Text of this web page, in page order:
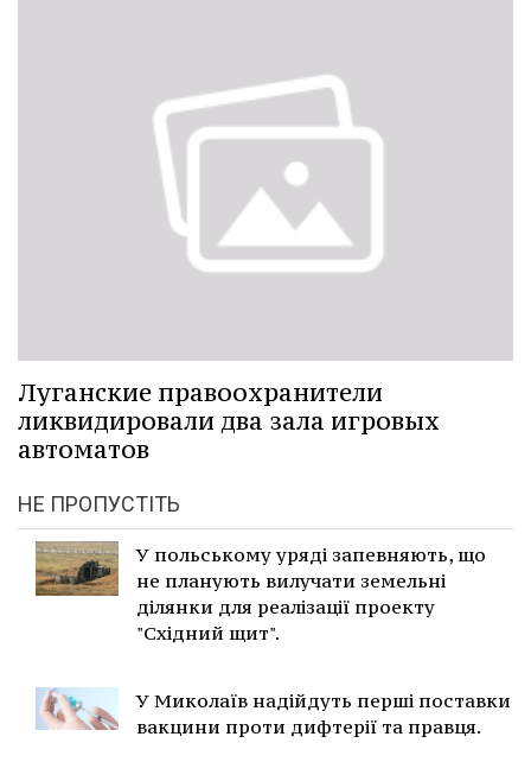
Луганские правоохранители
ликвидировали два зала игровых
автоматов
НЕ ПРОПУСТІТЬ
У польському уряді запевняють, що
не планують вилучати земельні
ділянки для реалізації проекту
"Східний щит".
У Миколаїв надійдуть перші поставки
вакцини проти дифтерії та правця.